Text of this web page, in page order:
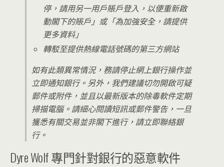
停，請用另一用戶賬戶登入，以便重新啟
動閣下的賬戶」或「為加強安全，請提供
更多資料」
轉駁至提供熱線電話號碼的第三方網站
如有此類異常情況，務請停止網上銀行操作並
立即通知銀行。另外，我們建議切勿開啟可疑
郵件或附件，並且以最新版本的除毒軟件定期
掃描電腦。請細心閱讀短訊或郵件警告，一旦
獲悉有關交易並非閣下進行，請立即聯絡銀
行。
Dyre Wolf 專門針對銀行的惡意軟件